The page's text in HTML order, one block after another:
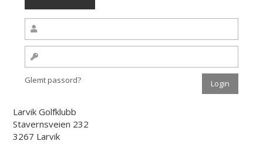
Glemt passord?
Larvik Golfklubb
Stavernsveien 232
3267 Larvik